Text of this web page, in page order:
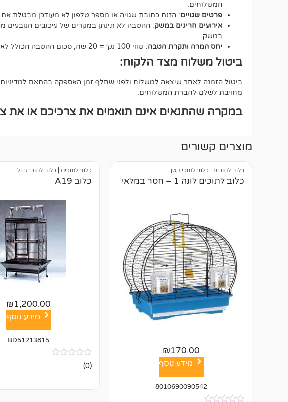
המשלוחים.
פרטים שגויים: הזנת כתובת שגויה או מספר טלפון לא מעודכן מבטלת
אירועים חריגים במשק: ההטבה לא תינתן במקרים של עיכובים הנובעים
במשק.
יחס המרה ותקרת הטבה: שווי 100 נק׳ = 20 שח, סכום ההטבה הכולל לא יעבור את ה-500 נקודות.
ביטול משלוח מצד הלקוח:
ביטול הזמנה לאחר שיצאה למשלוח ולפני שחלף זמן האספקה בהתאם
מחויבת לשלם לחברת המשלוחים.
במקרה שהתנאים אינם תואמים את צרכיכם או את
מוצרים קשורים
כלוב לתוכים | כלוב לתוכי קטן
כלוב לתוכים לונה 1 – חסר במלאי
₪170.00
מידע נוסף
8010690090542
כלוב לתוכים | כלוב לתוכי גדול
כלוב A19
₪1,200.00
מידע נוסף
BD51213815
אין
ביקורות
(0)